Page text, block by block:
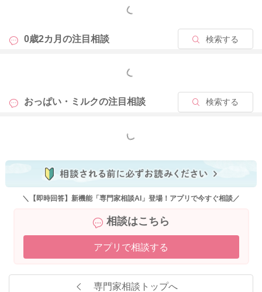
状態で、身体の体勢が変化すると、胃の中の空気と一緒に吐き
たり、少しずつ動けるようになれば、吐き戻しが増えるように
感じることがあるかもしれません。ですが、お子さんの機嫌が
があり、おっぱいやミルクをしっかり飲むなど、普段とお変わ
りがなければ、頻回に吐くことがあっても、お子さんの生理的
なものですので、ご心配なさらなくても大丈夫かと思います
2025/10/30 21:59
もっと見る
0歳2カ月の注目相談 検索する
もっと見る
おっぱい・ミルクの注目相談 検索する
もっと見る
＼【即時回答】新機能「専門家相談AI」登場！アプリで今すぐ相談／
相談はこちら
アプリで相談する
専門家相談トップへ